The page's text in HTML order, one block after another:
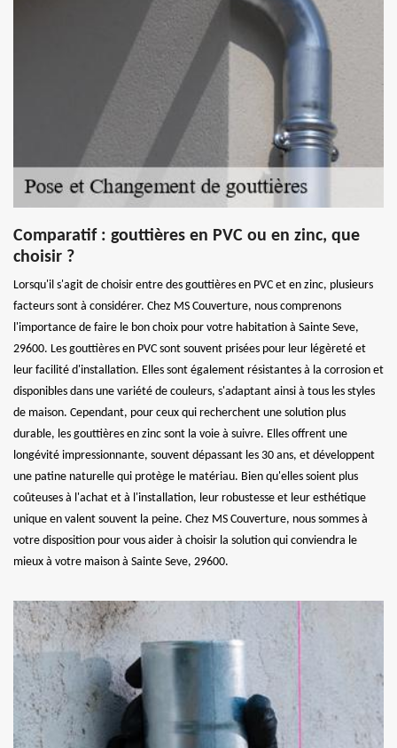
Comparatif : gouttières en PVC ou en zinc, que
choisir ?
Lorsqu'il s'agit de choisir entre des gouttières en PVC et en zinc, plusieurs
facteurs sont à considérer. Chez MS Couverture, nous comprenons
l'importance de faire le bon choix pour votre habitation à Sainte Seve,
29600. Les gouttières en PVC sont souvent prisées pour leur légèreté et
leur facilité d'installation. Elles sont également résistantes à la corrosion et
disponibles dans une variété de couleurs, s'adaptant ainsi à tous les styles
de maison. Cependant, pour ceux qui recherchent une solution plus
durable, les gouttières en zinc sont la voie à suivre. Elles offrent une
longévité impressionnante, souvent dépassant les 30 ans, et développent
une patine naturelle qui protège le matériau. Bien qu'elles soient plus
coûteuses à l'achat et à l'installation, leur robustesse et leur esthétique
unique en valent souvent la peine. Chez MS Couverture, nous sommes à
votre disposition pour vous aider à choisir la solution qui conviendra le
mieux à votre maison à Sainte Seve, 29600.